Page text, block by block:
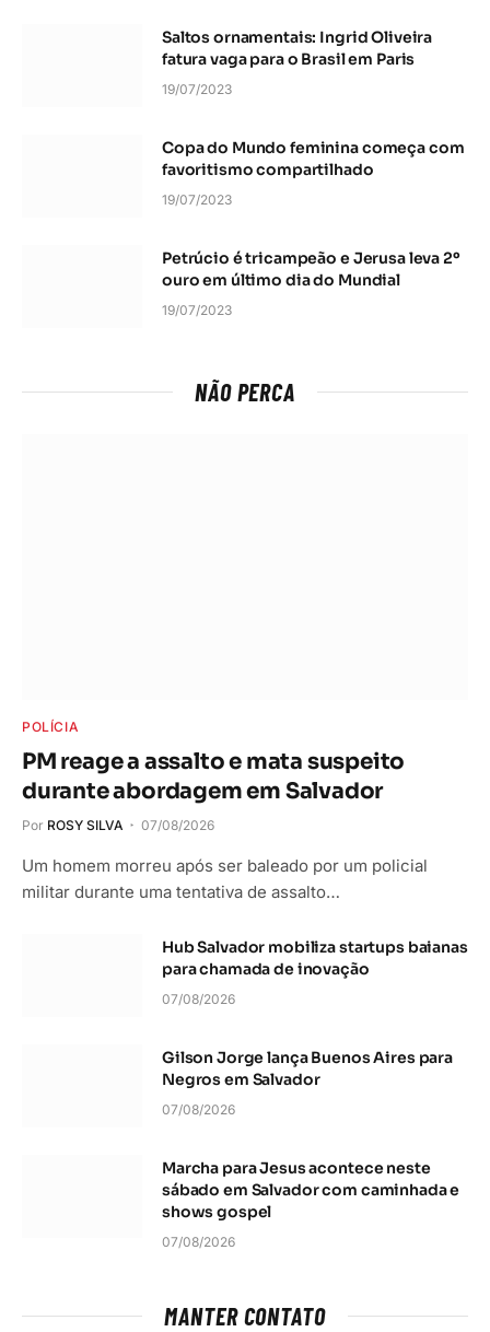
Saltos ornamentais: Ingrid Oliveira
fatura vaga para o Brasil em Paris
19/07/2023
Copa do Mundo feminina começa com
favoritismo compartilhado
19/07/2023
Petrúcio é tricampeão e Jerusa leva 2º
ouro em último dia do Mundial
19/07/2023
NÃO PERCA
POLÍCIA
PM reage a assalto e mata suspeito
durante abordagem em Salvador
Por ROSY SILVA 07/08/2026
Um homem morreu após ser baleado por um policial
militar durante uma tentativa de assalto…
Hub Salvador mobiliza startups baianas
para chamada de inovação
07/08/2026
Gilson Jorge lança Buenos Aires para
Negros em Salvador
07/08/2026
Marcha para Jesus acontece neste
sábado em Salvador com caminhada e
shows gospel
07/08/2026
MANTER CONTATO